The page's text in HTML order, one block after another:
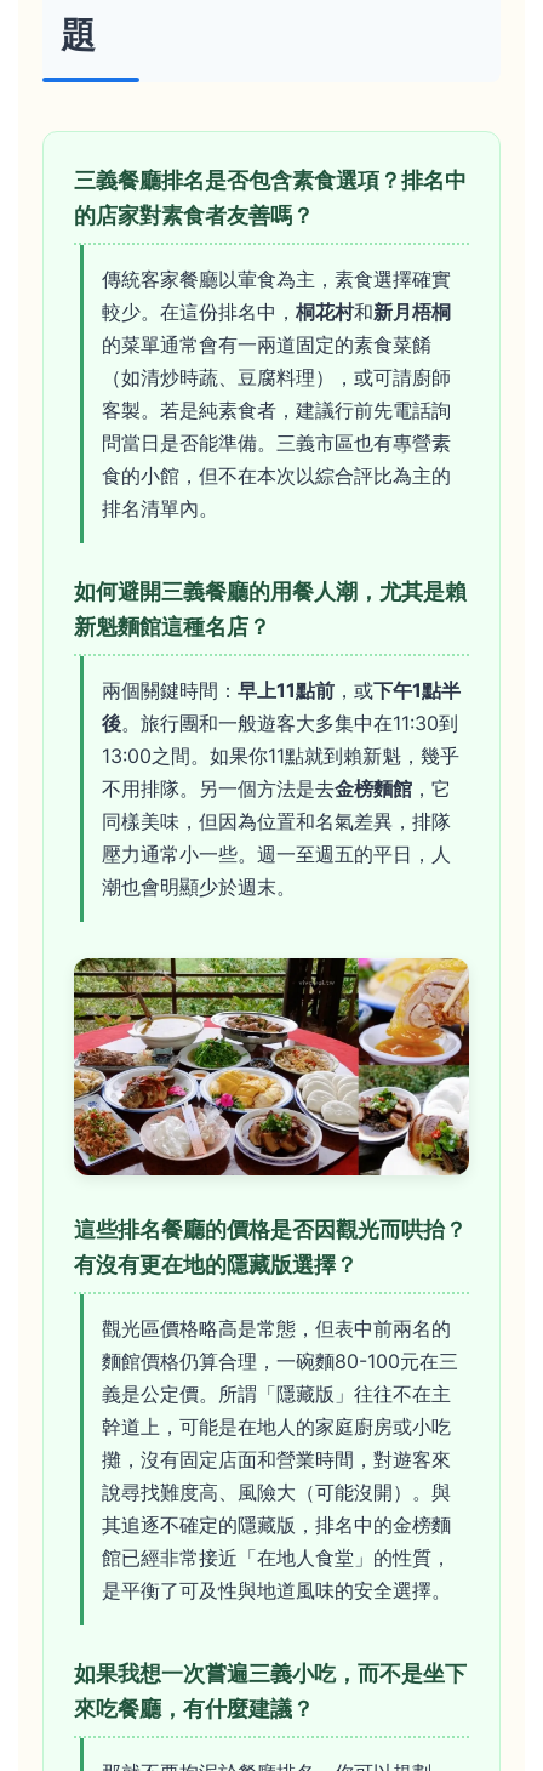
題
三義餐廳排名是否包含素食選項？排名中
的店家對素食者友善嗎？
傳統客家餐廳以葷食為主，素食選擇確實
較少。在這份排名中， 桐花村和新月梧桐
的菜單通常會有一兩道固定的素食菜餚
（如清炒時蔬、豆腐料理），或可請廚師
客製。若是純素食者，建議行前先電話詢
問當日是否能準備。三義市區也有專營素
食的小館，但不在本次以綜合評比為主的
排名清單內。
如何避開三義餐廳的用餐人潮，尤其是賴
新魁麵館這種名店？
兩個關鍵時間： 早上11點前 ，或下午1點半
後。旅行團和一般遊客大多集中在11:30到
13:00之間。如果你11點就到賴新魁，幾乎
不用排隊。另一個方法是去金榜麵館 ，它
同樣美味，但因為位置和名氣差異，排隊
壓力通常小一些。週一至週五的平日，人
潮也會明顯少於週末。
這些排名餐廳的價格是否因觀光而哄抬？
有沒有更在地的隱藏版選擇？
觀光區價格略高是常態，但表中前兩名的
麵館價格仍算合理，一碗麵80-100元在三
義是公定價。所謂「隱藏版」往往不在主
幹道上，可能是在地人的家庭廚房或小吃
攤，沒有固定店面和營業時間，對遊客來
說尋找難度高、風險大（可能沒開）。與
其追逐不確定的隱藏版，排名中的金榜麵
館已經非常接近「在地人食堂」的性質，
是平衡了可及性與地道風味的安全選擇。
如果我想一次嘗遍三義小吃，而不是坐下
來吃餐廳，有什麼建議？